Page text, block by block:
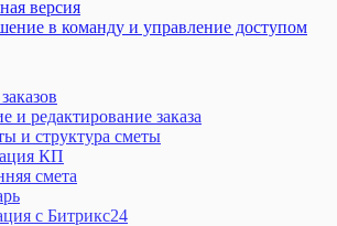
версия
в команду и управление доступом
и редактирование заказа
и структура сметы
КП
смета
с Битрикс24